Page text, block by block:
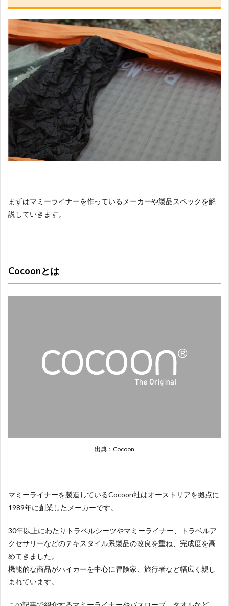
まずはマミーライナーを作っているメーカーや製品スペックを解
説していきます。
Cocoonとは
出典：Cocoon
マミーライナーを製造しているCocoon社はオーストリアを拠点に
1989年に創業したメーカーです。
30年以上にわたりトラベルシーツやマミーライナー、トラベルア
クセサリーなどのテキスタイル系製品の改良を重ね、完成度を高
めてきました。
機能的な商品がハイカーを中心に冒険家、旅行者など幅広く親し
まれています。